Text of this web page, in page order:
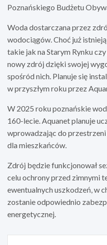
Poznańskiego Budżetu
Woda dostarczana przez
wodociągów. Choć już
takie jak na Starym Rynku
nowy zdrój dzięki swojej
spośród nich. Planuje się
w przyszłym roku przez
W 2025 roku poznańskie
160-lecie. Aquanet planuje
wprowadzając do
dla mieszkańców.
Zdrój będzie funkcjonował
celu ochrony przed zimnymi
ewentualnych uszkodzeń, w
zostanie odpowiednio
energetycznej.